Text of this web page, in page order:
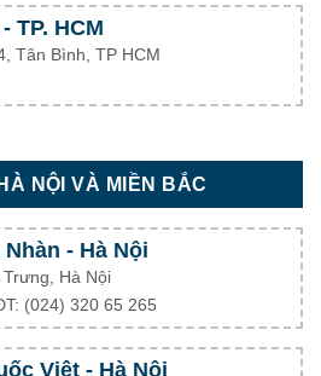
TP. HCM
Tân Bình, TP HCM
NỘI VÀ MIỀN BẮC
- Hà Nội
Hà Nội
(024) 320 65 265
Việt - Hà Nội